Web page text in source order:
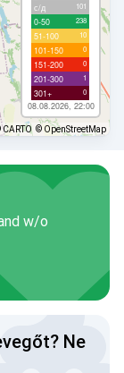
с/д 101
0-50 238
51-100 10
101-150 0
151-200 0
201-300 1
301+ 0
08.08.2026, 22:00
CARTO © OpenStreetMap
w/o
Ne